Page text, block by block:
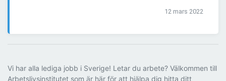
12 mars 2022
Vi har alla lediga jobb i Sverige! Letar du arbete? Välkommen till
Arbetslivsinstitutet som är här för att hjälpa dig hitta ditt